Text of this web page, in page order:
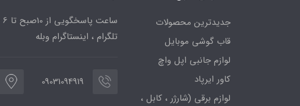
جدیدترین محصولات
قاب گوشی موبایل
لوازم جانبی اپل واچ
کاور ایرپاد
لوازم برقی (شارژر ، کابل ،
تلگرام ، اینستاگرام وبله
09031094919